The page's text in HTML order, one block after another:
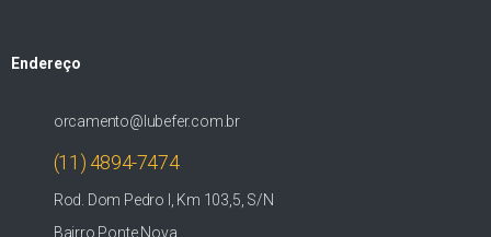
Endereço
orcamento@lubefer.com.br
(11) 4894-7474
Rod. Dom Pedro I, Km 103,5, S/N
Bairro Ponte Nova